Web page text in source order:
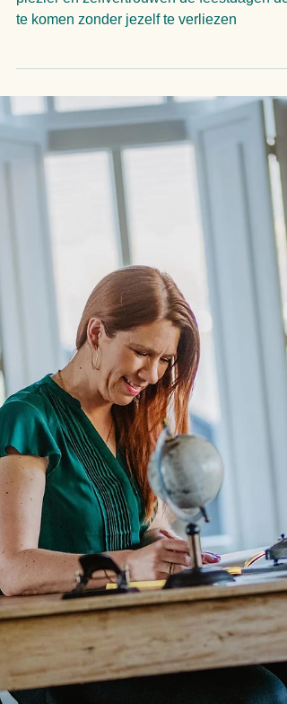
3 Tips om met Gemak en
door te Komen
Dit zijn 3 praktische tips om met gemak,
plezier en zelfvertrouwen de feestdagen
te komen zonder jezelf te verliezen